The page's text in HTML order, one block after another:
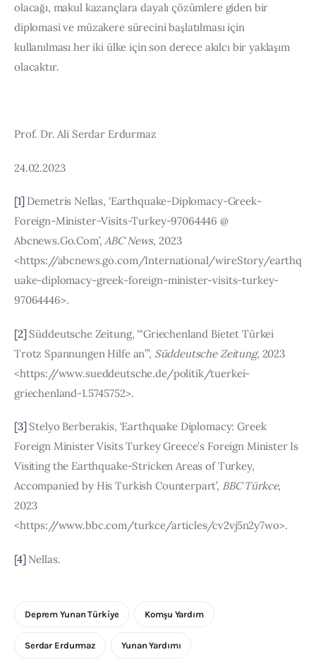
olacağı, makul kazançlara dayalı çözümlere giden bir
diplomasi ve müzakere sürecini başlatılması için
kullanılması her iki ülke için son derece akılcı bir yaklaşım
olacaktır.
Prof. Dr. Ali Serdar Erdurmaz
24.02.2023
[1] Demetris Nellas, ‘Earthquake-Diplomacy-Greek-
Foreign-Minister-Visits-Turkey-97064446 @
Abcnews.Go.Com’, ABC News, 2023
<https://abcnews.go.com/International/wireStory/earthq
uake-diplomacy-greek-foreign-minister-visits-turkey-
97064446>.
[2] Süddeutsche Zeitung, ‘“Griechenland Bietet Türkei
Trotz Spannungen Hilfe an”’, Süddeutsche Zeitung, 2023
<https://www.sueddeutsche.de/politik/tuerkei-
griechenland-1.5745752>.
[3] Stelyo Berberakis, ‘Earthquake Diplomacy: Greek
Foreign Minister Visits Turkey Greece’s Foreign Minister Is
Visiting the Earthquake-Stricken Areas of Turkey,
Accompanied by His Turkish Counterpart’, BBC Türkce,
2023
<https://www.bbc.com/turkce/articles/cv2vj5n2y7wo>.
[4] Nellas.
Deprem Yunan Türkiye Komşu Yardım
Serdar Erdurmaz Yunan Yardımı